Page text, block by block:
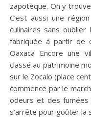
zapotèque. On y
C’est aussi une
culinaires sans oublier
fabriquée à partir de
Oaxaca Encore une
classé au patrimoine
sur le Zocalo (place
commence par le
odeurs et des
s’arrête pour goûter la